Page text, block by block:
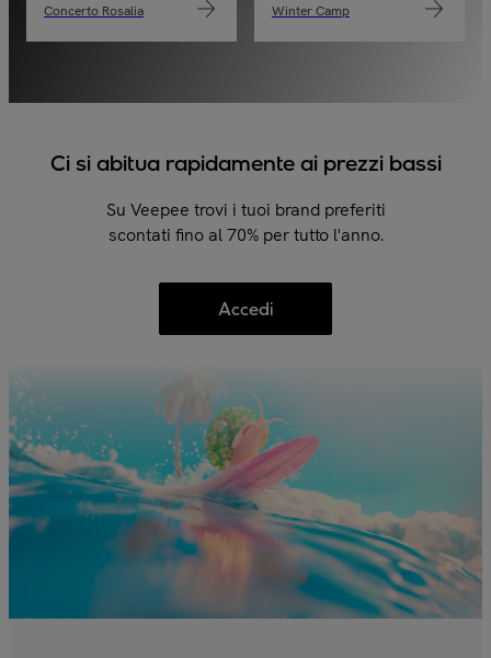
Concerto Rosalia Winter Camp
Ci si abitua rapidamente ai prezzi bassi
Su Veepee trovi i tuoi brand preferiti
scontati fino al 70% per tutto l'anno.
Accedi